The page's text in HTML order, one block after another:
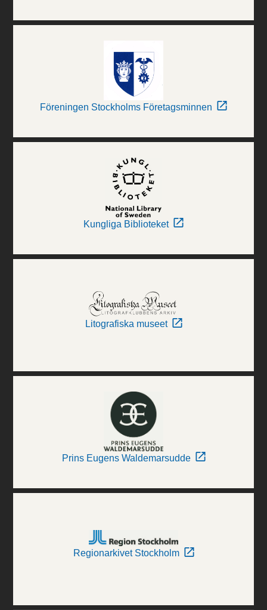
Föreningen Stockholms Företagsminnen
Kungliga Biblioteket
Litografiska museet
Prins Eugens Waldemarsudde
Regionarkivet Stockholm